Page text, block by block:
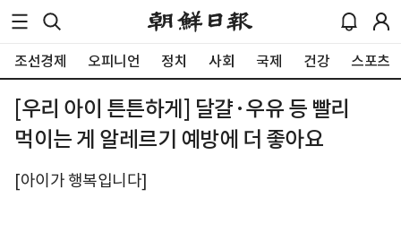
조선경제 오피니언 정치 사회 국제 건강 스포츠
[우리 아이 튼튼하게] 달걀·우유 등 빨리
먹이는 게 알레르기 예방에 더 좋아요
[아이가 행복입니다]